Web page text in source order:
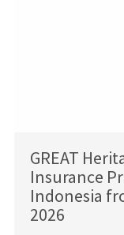
GREAT
Insurance
Indonesia
2026